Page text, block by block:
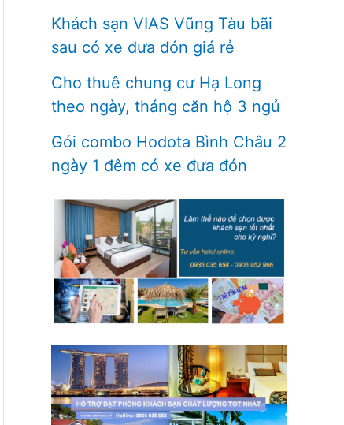
Khách sạn VIAS Vũng Tàu bãi
sau có xe đưa đón giá rẻ
Cho thuê chung cư Hạ Long
theo ngày, tháng căn hộ 3 ngủ
Gói combo Hodota Bình Châu 2
ngày 1 đêm có xe đưa đón